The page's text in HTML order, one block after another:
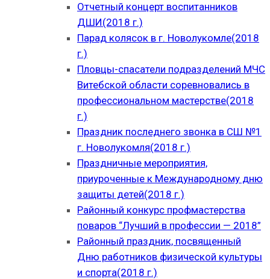
Отчетный концерт воспитанников
ДШИ(2018 г.)
Парад колясок в г. Новолукомле(2018
г.)
Пловцы-спасатели подразделений МЧС
Витебской области соревновались в
профессиональном мастерстве(2018
г.)
Праздник последнего звонка в СШ №1
г. Новолукомля(2018 г.)
Праздничные мероприятия,
приуроченные к Международному дню
защиты детей(2018 г.)
Районный конкурс профмастерства
поваров “Лучший в профессии — 2018”
Районный праздник, посвященный
Дню работников физической культуры
и спорта(2018 г.)